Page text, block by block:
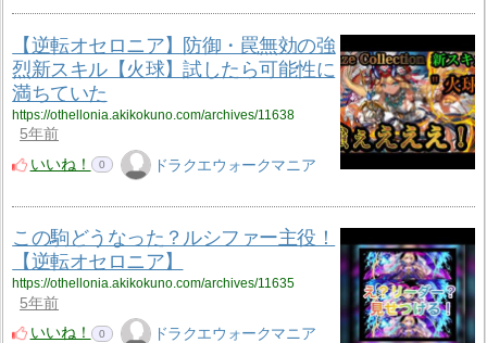
【逆転オセロニア】防御・罠無効の強
烈新スキル【火球】試したら可能性に
満ちていた
https://othellonia.akikokuno.com/archives/11638
5年前
いいね！
0 ドラクエウォークマニア
この駒どうなった？ルシファー主役！
【逆転オセロニア】
https://othellonia.akikokuno.com/archives/11635
5年前
いいね！
0 ドラクエウォークマニア